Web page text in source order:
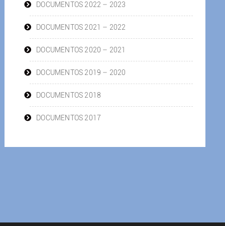
DOCUMENTOS 2022 – 2023
DOCUMENTOS 2021 – 2022
DOCUMENTOS 2020 – 2021
DOCUMENTOS 2019 – 2020
DOCUMENTOS 2018
DOCUMENTOS 2017